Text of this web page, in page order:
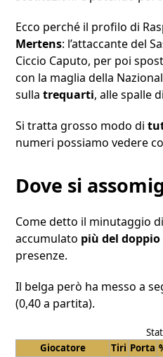
Ecco perché il profilo di
Mertens: l’attaccante del
Ciccio Caputo, per poi
con la maglia della
sulla trequarti, alle spalle
Si tratta grosso modo di
numeri possiamo vedere
Dove si
Come detto il minutaggio
accumulato più del
presenze.
Il belga però ha messo a
(0,40 a partita).
Giocatore
Tiri Porta